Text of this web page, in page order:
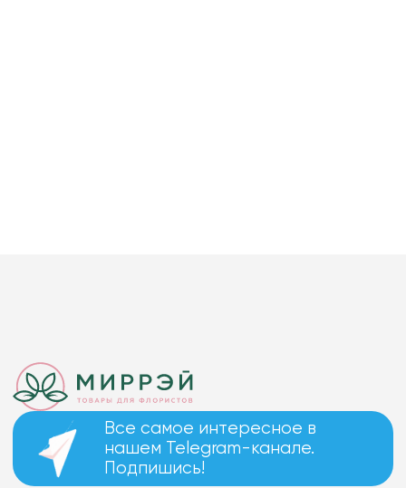
Все самое интересное в
нашем Telegram-канале.
Подпишись!